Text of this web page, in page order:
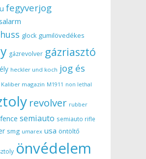
fegyverjog
glock gumilövedékes
gázrevolver gázriasztó
heckler und koch jog és
Kaliber magazin M1911 non lethal
revolver rubber
semiauto semiauto rifle
smg umarex usa öntöltő
önvédelem